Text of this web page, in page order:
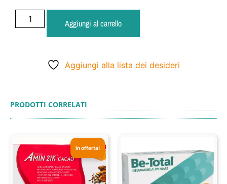
Aggiungi al carrello
Aggiungi alla lista dei desideri
PRODOTTI CORRELATI
In offerta!